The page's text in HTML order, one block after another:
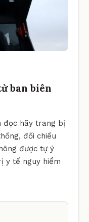
ban biên
đọc hãy trang bị
đối chiếu
được tự ý
y tế nguy hiểm